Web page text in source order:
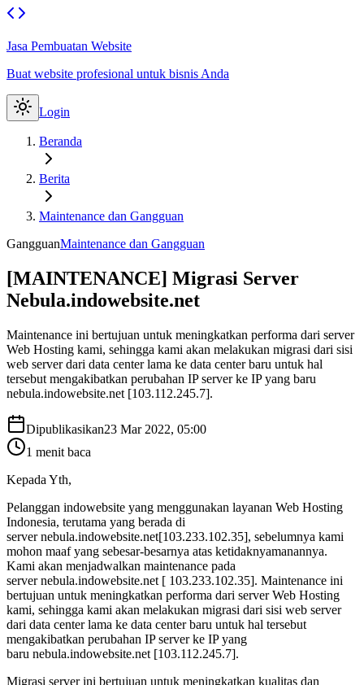
Jasa Pembuatan Website
Buat website profesional untuk bisnis Anda
Login
Beranda
Berita
Maintenance dan Gangguan
GangguanMaintenance dan Gangguan
[MAINTENANCE] Migrasi Server
Nebula.indowebsite.net
Maintenance ini bertujuan untuk meningkatkan performa dari server
Web Hosting kami, sehingga kami akan melakukan migrasi dari sisi
web server dari data center lama ke data center baru untuk hal
tersebut mengakibatkan perubahan IP server ke IP yang baru
nebula.indowebsite.net [103.112.245.7].
Dipublikasikan23 Mar 2022, 05:00
1 menit baca
Kepada Yth,
Pelanggan indowebsite yang menggunakan layanan Web Hosting
Indonesia, terutama yang berada di
server nebula.indowebsite.net[103.233.102.35], sebelumnya kami
mohon maaf yang sebesar-besarnya atas ketidaknyamanannya.
Kami akan menjadwalkan maintenance pada
server nebula.indowebsite.net [ 103.233.102.35]. Maintenance ini
bertujuan untuk meningkatkan performa dari server Web Hosting
kami, sehingga kami akan melakukan migrasi dari sisi web server
dari data center lama ke data center baru untuk hal tersebut
mengakibatkan perubahan IP server ke IP yang
baru nebula.indowebsite.net [103.112.245.7].
Migrasi server ini bertujuan untuk meningkatkan kualitas dan